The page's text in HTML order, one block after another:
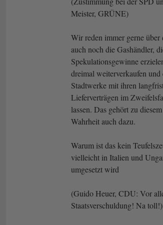
Meister, GRÜNE)
Wir reden immer gerne
auch noch die Gashändler,
Spekulationsgewinne
dreimal weiterverkaufen und
Stadtwerke mit ihren
Lieferverträgen im
lassen. Das gehört zu
Wahrheit auch dazu.
Warum ist das kein
vielleicht in Italien und
umgesetzt wird
(Guido Heuer, CDU: Vor
Staatsverschuldung! Na toll!)